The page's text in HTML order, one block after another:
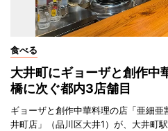
食べる
大井町にギョーザと創作
橋に次ぐ都内3店舗目
ギョーザと創作中華料理の店「亜細
井町店」（品川区大井1）が、大井町